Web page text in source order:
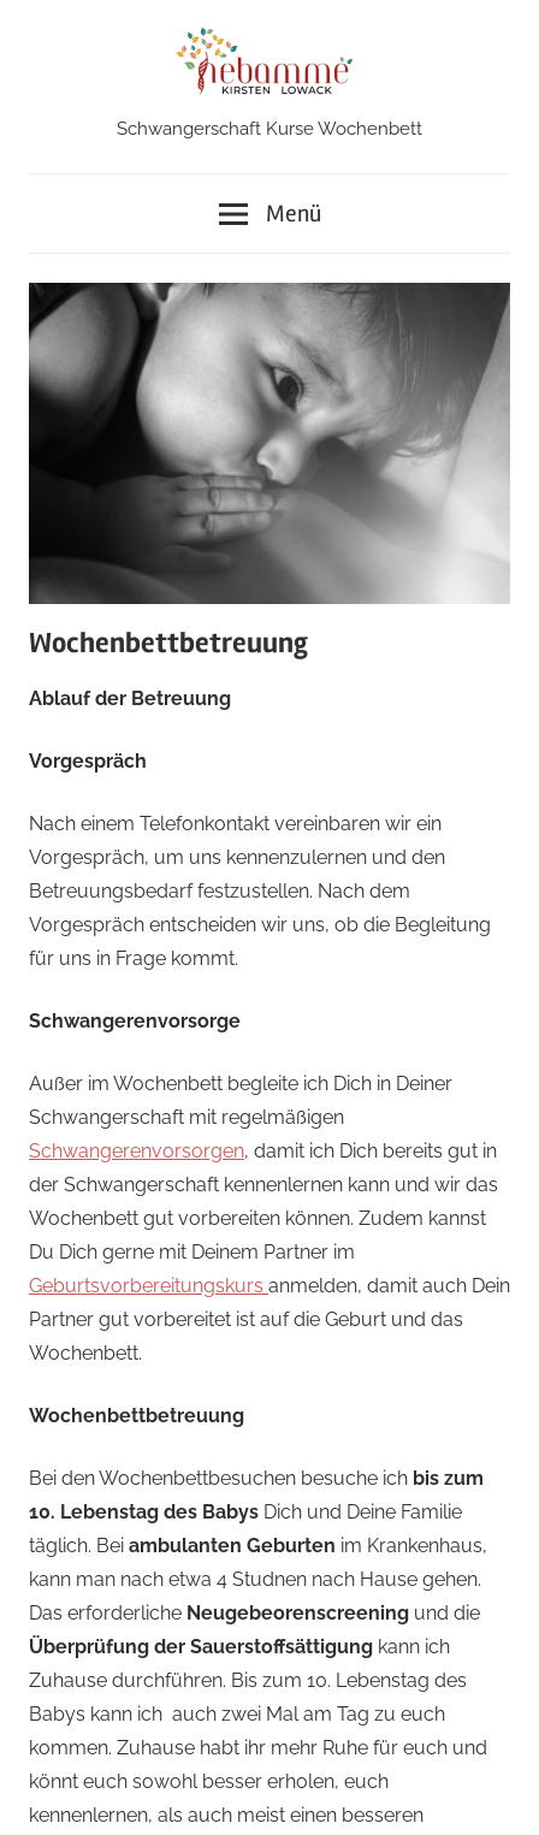
Hebamme
Iserlohn
Schwangerschaft Kurse Wochenbett
Menü
Wochenbettbetreuung
Ablauf der Betreuung
Vorgespräch
Nach einem Telefonkontakt vereinbaren wir ein
Vorgespräch, um uns kennenzulernen und den
Betreuungsbedarf festzustellen. Nach dem
Vorgespräch entscheiden wir uns, ob die Begleitung
für uns in Frage kommt.
Schwangerenvorsorge
Außer im Wochenbett begleite ich Dich in Deiner
Schwangerschaft mit regelmäßigen
Schwangerenvorsorgen, damit ich Dich bereits gut in
der Schwangerschaft kennenlernen kann und wir das
Wochenbett gut vorbereiten können. Zudem kannst
Du Dich gerne mit Deinem Partner im
Geburtsvorbereitungskurs anmelden, damit auch Dein
Partner gut vorbereitet ist auf die Geburt und das
Wochenbett.
Wochenbettbetreuung
Bei den Wochenbettbesuchen besuche ich bis zum
10. Lebenstag des Babys Dich und Deine Familie
täglich. Bei ambulanten Geburten im Krankenhaus,
kann man nach etwa 4 Studnen nach Hause gehen.
Das erforderliche Neugebeorenscreening und die
Überprüfung der Sauerstoffsättigung kann ich
Zuhause durchführen. Bis zum 10. Lebenstag des
Babys kann ich auch zwei Mal am Tag zu euch
kommen. Zuhause habt ihr mehr Ruhe für euch und
könnt euch sowohl besser erholen, euch
kennenlernen, als auch meist einen besseren